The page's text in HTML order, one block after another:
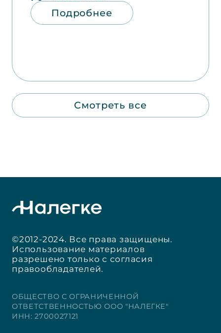
Подробнее
Смотреть все
©2012-2024. Все права защищены.
Использование материалов
разрешено только с согласия
правообладателей.
ОБЩЕСТВО С ОГРАНИЧЕННОЙ
ОТВЕТСТВЕННОСТЬЮ ООО "НАЛЕГКЕ"
ИНН: 2700027121